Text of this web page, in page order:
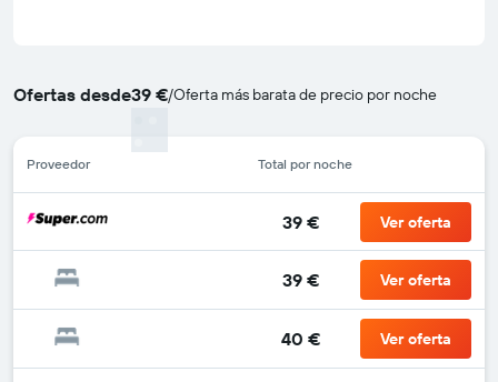
Ofertas desde39 €/Oferta más barata de precio por noche
Proveedor Total por noche
39 € Ver oferta
39 € Ver oferta
40 € Ver oferta